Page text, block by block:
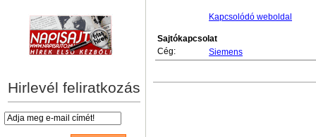
Hirlevél feliratkozás
Kapcsolódó weboldal
Sajtókapcsolat
Cég:
Siemens